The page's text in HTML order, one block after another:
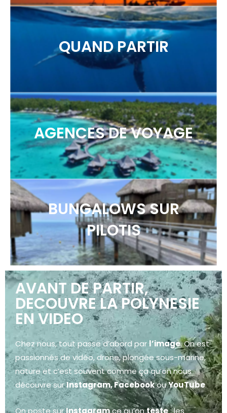
QUAND PARTIR
AGENCES DE VOYAGE
BUNGALOWS SUR
PILOTIS
AVANT DE PARTIR,
DECOUVRE LA POLYNESIE
EN VIDEO
Chez nous, tout passe d’abord par l’image. On est
passionnés de vidéo, drone, plongée sous-marine,
nature et c’est souvent comme ça qu’on nous
découvre surInstagram, FacebookouYouTube.
On poste surInstagramce qu’onteste: les